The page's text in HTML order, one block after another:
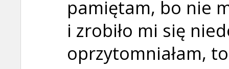
pamiętam, bo nie
i zrobiło mi się
oprzytomniałam,